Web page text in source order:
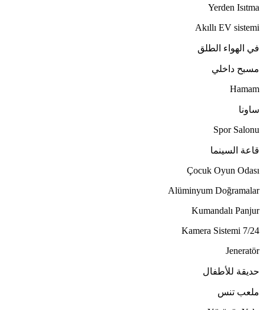
Yerden Isıtma
Akıllı EV sistemi
في الهواء الطلق
مسبح داخلي
Hamam
ساونا
Spor Salonu
قاعة السينما
Çocuk Oyun Odası
Alüminyum Doğramalar
Kumandalı Panjur
7/24 Kamera Sistemi
Jeneratör
حديقة للأطفال
ملعب تنس